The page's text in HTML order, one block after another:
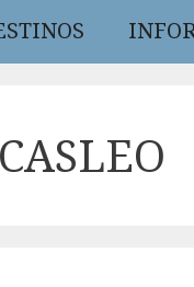
CASLEO